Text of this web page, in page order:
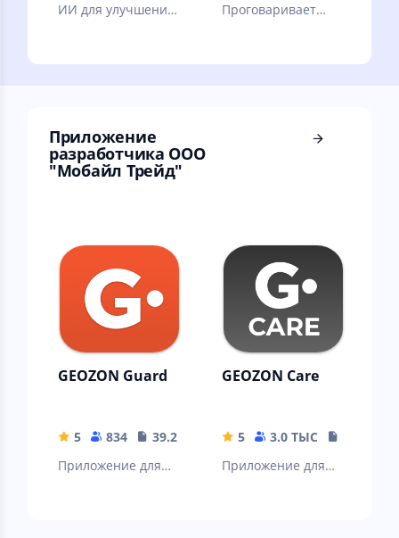
ИИ для улучшения
Проговаривает
Приложение
разработчика ООО
"Мобайл Трейд"
GEOZON Guard
5 834
39.24 MB
Приложение для
GEOZON Care
5 3.0 ТЫС
Приложение для